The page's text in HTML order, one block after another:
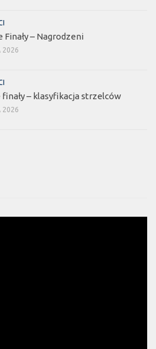
Finały – Nagrodzeni
2026
– klasyfikacja strzelców
2026